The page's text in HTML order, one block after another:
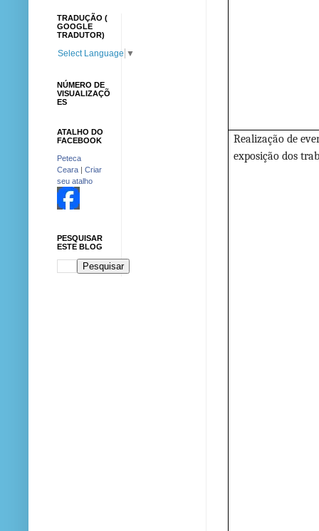
Realização de
exposição dos
TRADUÇÃO (
GOOGLE
TRADUTOR)
Select Language ▼
NÚMERO DE
VISUALIZAÇÕ
ES
ATALHO DO
FACEBOOK
Peteca
Ceara | Criar
seu atalho
PESQUISAR
ESTE BLOG